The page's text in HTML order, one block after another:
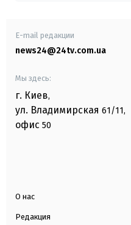
E-mail редакции
news24@24tv.com.ua
Мы здесь:
г. Киев,
ул. Владимирская 61/11,
офис 50
О нас
Редакция